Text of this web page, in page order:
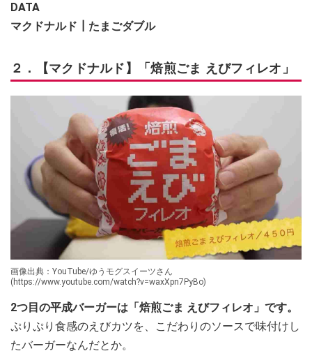
DATA
マクドナルド┃たまごダブル
２．【マクドナルド】「焙煎ごま えびフィレオ」
画像出典：YouTube/ゆうモグスイーツさん
(https://www.youtube.com/watch?v=waxXpn7PyBo)
2つ目の平成バーガーは「焙煎ごま えびフィレオ」です。
ぷりぷり食感のえびカツを、こだわりのソースで味付けし
たバーガーなんだとか。